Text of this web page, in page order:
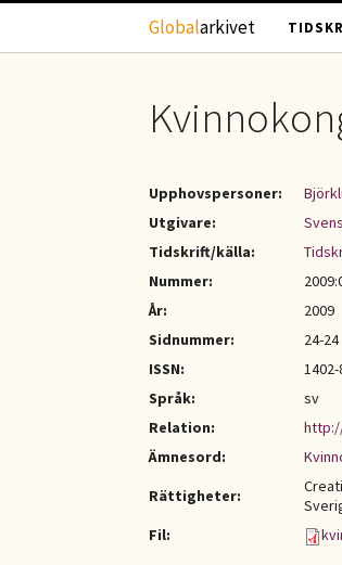
Hoppa till huvudinnehåll
Globalarkivet
Upphovspersoner:
Utgivare:
Tidskrift/källa:
Nummer:
År:
2009
Sidnummer:
24-24
ISSN:
1402-
Språk:
sv
Relation:
Ämnesord:
Rättigheter:
Fil: